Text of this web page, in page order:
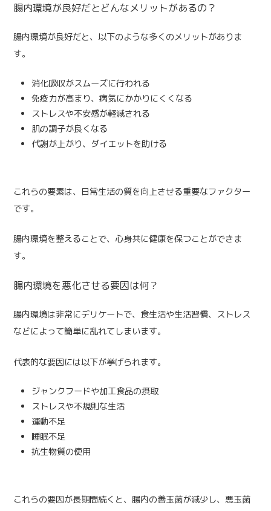
腸内環境が良好だとどんなメリットがあるの？
腸内環境が良好だと、以下のような多くのメリットがありま
す。
消化吸収がスムーズに行われる
免疫力が高まり、病気にかかりにくくなる
ストレスや不安感が軽減される
肌の調子が良くなる
代謝が上がり、ダイエットを助ける
これらの要素は、日常生活の質を向上させる重要なファクター
です。
腸内環境を整えることで、心身共に健康を保つことができま
す。
腸内環境を悪化させる要因は何？
腸内環境は非常にデリケートで、食生活や生活習慣、ストレス
などによって簡単に乱れてしまいます。
代表的な要因には以下が挙げられます。
ジャンクフードや加工食品の摂取
ストレスや不規則な生活
運動不足
睡眠不足
抗生物質の使用
これらの要因が長期間続くと、腸内の善玉菌が減少し、悪玉菌